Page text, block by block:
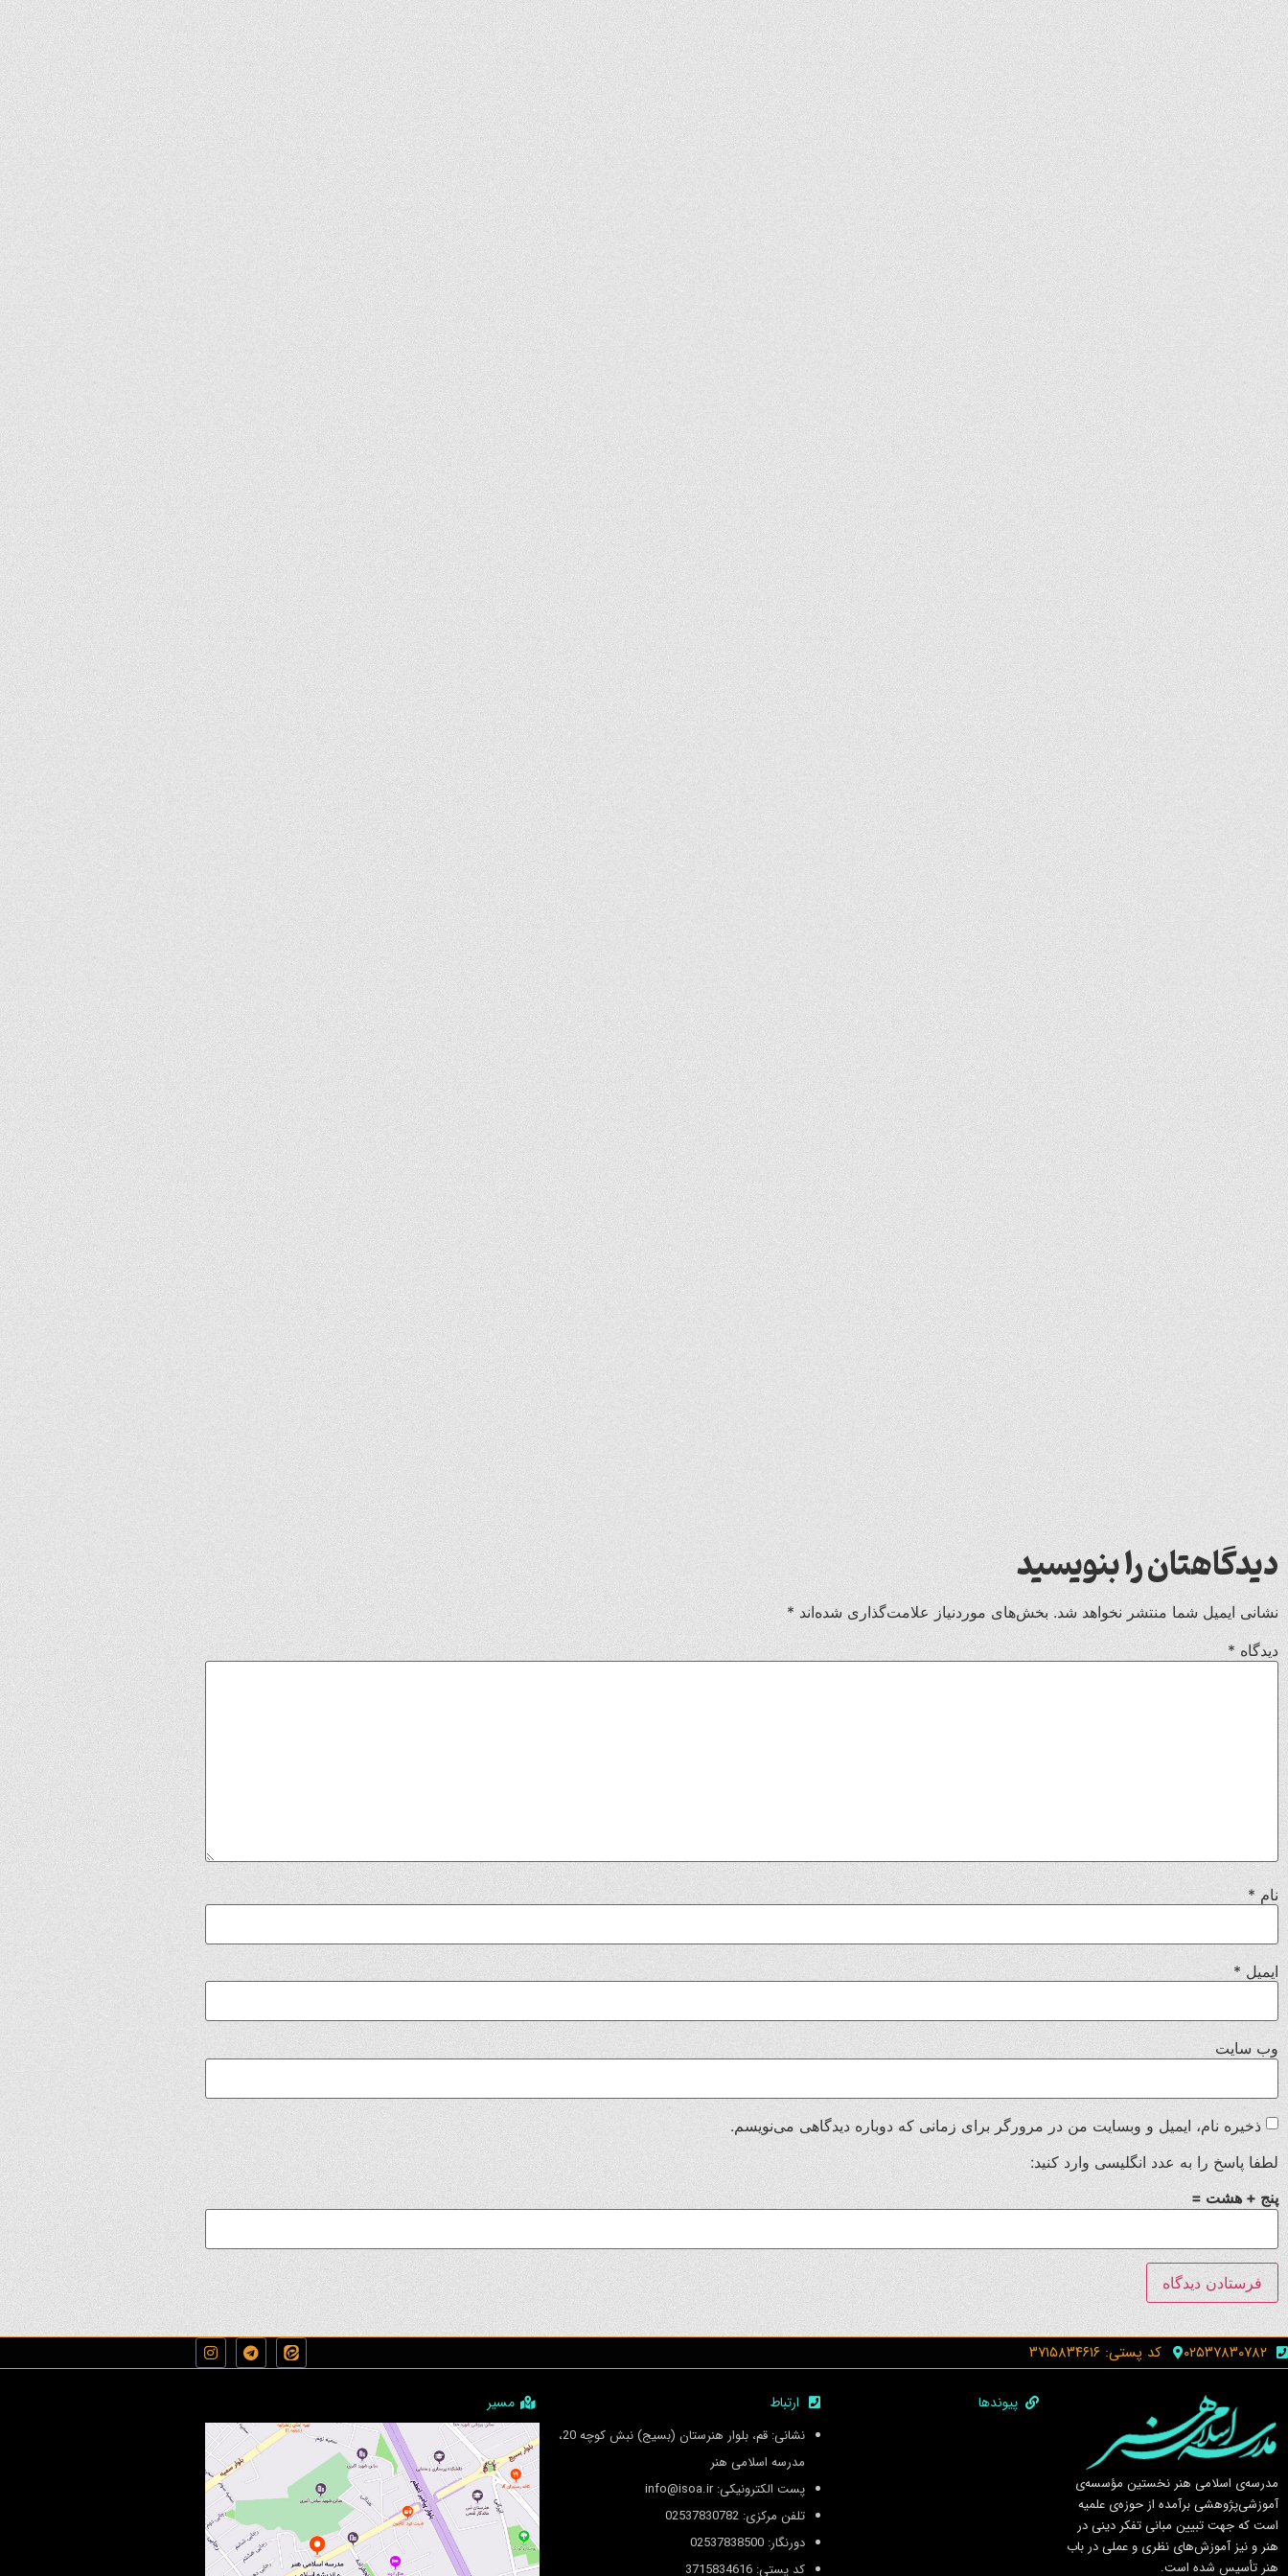
دیدگاهتان را بنویسید
نشانی ایمیل شما منتشر نخواهد شد. بخش‌های موردنیاز علامت‌گذاری شده‌اند*
دیدگاه *
نام *
ایمیل*
وب‌ سایت
ذخیره نام، ایمیل و وبسایت من در مرورگر برای زمانی که دوباره دیدگاهی می‌نویسم.
لطفا پاسخ را به عدد انگلیسی وارد کنید:
پنج + هشت =
۰۲۵۳۷۸۳۰۷۸۲ کد پستی: ۳۷۱۵۸۳۴۶۱۶
مدرسه‌ی اسلامى هنر نخستين مؤسسه‌ی
آموزشى‌پژوهشى برآمده از حوزه‌ی علميه
است كه جهت تبيين مبانى تفكر دينى در
هنر و نيز آموزش‌هاى نظرى و عملى در باب
هنر تأسيس شده است.
پیوندها ارتباط
نشانی: قم، بلوار هنرستان (بسیج) نبش کوچه 20،
مدرسه اسلامی هنر
پست الکترونیکی: info@isoa.ir
تلفن مرکزی: 02537830782
دورنگار: 02537838500
کد پستی: 3715834616
مسیر